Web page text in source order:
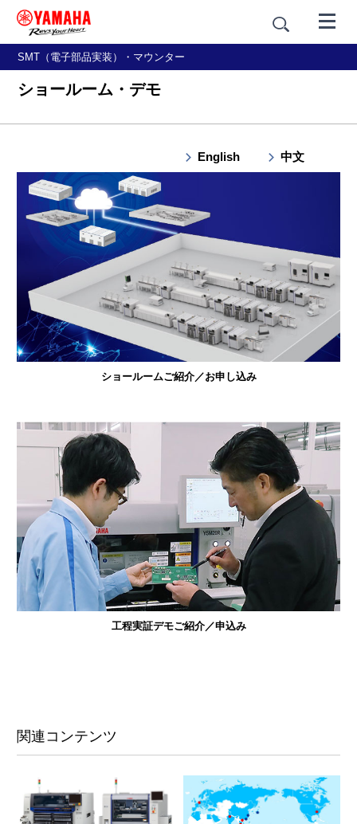
SMT（電子部品実装）・マウンター
ショールーム・デモ
English 中文
ショールームご紹介／お申し込み
工程実証デモご紹介／申込み
関連コンテンツ